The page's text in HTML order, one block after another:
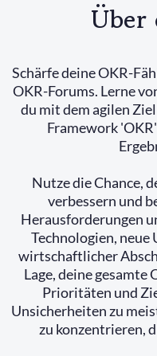
Über
Schärfe deine OKR-
OKR-Forums. Lerne
du mit dem agilen
Framework
Nutze die Chance,
verbessern und
Herausforderungen
Technologien,
wirtschaftlicher
Lage, deine
Prioritäten und
Unsicherheiten zu
zu konzentrieren,